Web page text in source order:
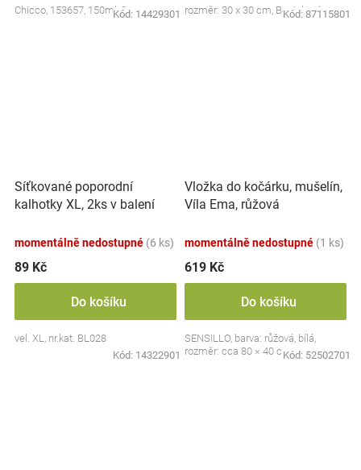
Chicco, 153657, 150ml, 0m+
Kód: 14429301 rozměr: 30 x 30 cm, Bocioland
Kód: 87115801
Síťkované poporodní
kalhotky XL, 2ks v balení
momentálně nedostupné (6 ks)
89 Kč
Do košíku
vel. XL, nr.kat. BL028
Kód: 14322901
Vložka do kočárku, mušelín,
Víla Ema, růžová
momentálně nedostupné (1 ks)
619 Kč
Do košíku
SENSILLO, barva: růžová, bílá,
rozměr: cca 80 × 40 cmKód: 52502701